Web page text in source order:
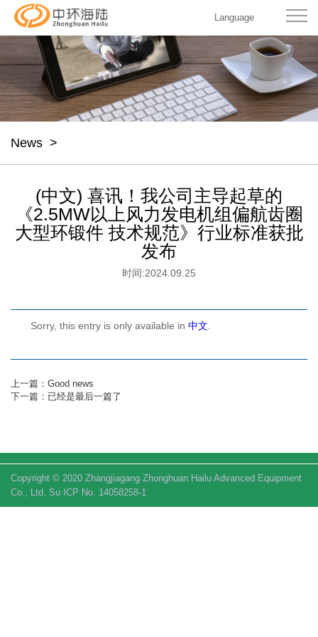
Language
News >
(中文) 喜讯！我公司主导起草的
《2.5MW以上风力发电机组偏航齿圈
大型环锻件 技术规范》行业标准获批
发布
时间:2024.09.25
Sorry, this entry is only available in 中文.
上一篇：Good news
下一篇：已经是最后一篇了
Copyright © 2020 Zhangjiagang Zhonghuan Hailu Advanced Equipment
Co., Ltd. Su ICP No. 14058258-1